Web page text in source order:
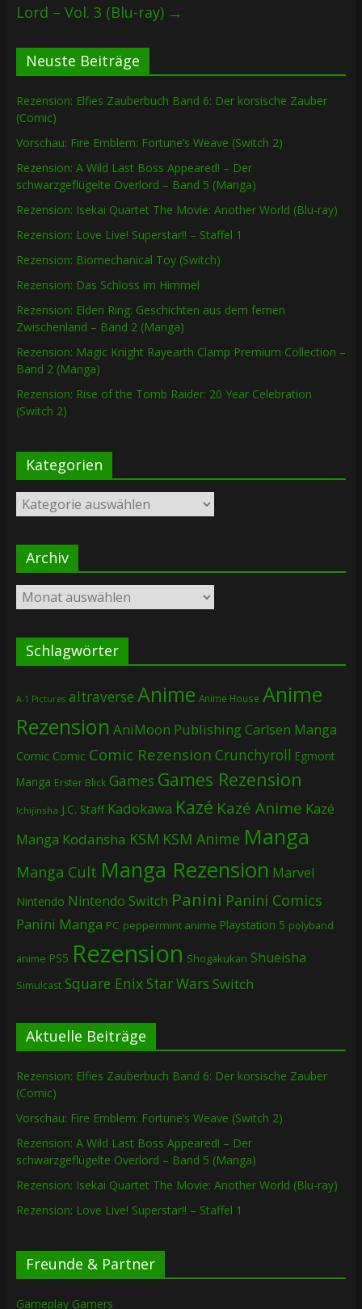
Lord – Vol. 3 (Blu-ray) →
Neuste Beiträge
Rezension: Elfies Zauberbuch Band 6: Der korsische Zauber
(Comic)
Vorschau: Fire Emblem: Fortune’s Weave (Switch 2)
Rezension: A Wild Last Boss Appeared! – Der
schwarzgeflügelte Overlord – Band 5 (Manga)
Rezension: Isekai Quartet The Movie: Another World (Blu-ray)
Rezension: Love Live! Superstar!! – Staffel 1
Rezension: Biomechanical Toy (Switch)
Rezension: Das Schloss im Himmel
Rezension: Elden Ring: Geschichten aus dem fernen
Zwischenland – Band 2 (Manga)
Rezension: Magic Knight Rayearth Clamp Premium Collection –
Band 2 (Manga)
Rezension: Rise of the Tomb Raider: 20 Year Celebration
(Switch 2)
Kategorien
Kategorien
Archiv
Archiv
Schlagwörter
A-1 Pictures altraverse Anime Anime House Anime
Rezension AniMoon PublishingCarlsen Manga
Comic Comic Comic Rezension Crunchyroll Egmont
Manga Erster Blick Games Games Rezension
Ichijinsha J.C. Staff Kadokawa Kazé Kazé Anime Kazé
Manga Kodansha KSM KSM Anime Manga
Manga Cult Manga Rezension Marvel
Nintendo Nintendo Switch Panini Panini Comics
Panini Manga PC peppermint anime Playstation 5 polyband
anime PS5 Rezension Shogakukan Shueisha
Simulcast Square EnixStar Wars Switch
Aktuelle Beiträge
Rezension: Elfies Zauberbuch Band 6: Der korsische Zauber
(Comic)
Vorschau: Fire Emblem: Fortune’s Weave (Switch 2)
Rezension: A Wild Last Boss Appeared! – Der
schwarzgeflügelte Overlord – Band 5 (Manga)
Rezension: Isekai Quartet The Movie: Another World (Blu-ray)
Rezension: Love Live! Superstar!! – Staffel 1
Freunde & Partner
Gameplay Gamers